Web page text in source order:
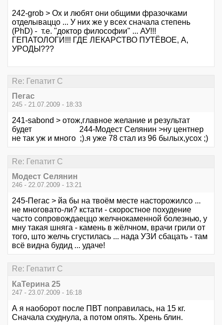
242-grob > Ох и любят они общими фразочками
отделываццо ... У них же у всех сначала степень
(PhD) - т.е. "доктор философии" ... АУ!!!
ГЕПАТОЛОГИ!!! ГДЕ ЛЕКАРСТВО ПУТЁВОЕ, А,
УРОДЫ???
Re: Гепатит С
Пегас
245 - 21.07.2009 - 18:33
241-sabond > отож,главное желание и результат
будет 244-Модест Селянин >ну центнер
не так уж и много ;).я уже 78 стал из 96 былых,усох ;)
Re: Гепатит С
Модест Селянин
246 - 22.07.2009 - 13:21
245-Пегас > йа бы на твоём месте насторожилсо ...
не многовато-ли? кстати - скоростное похудение
часто сопровождаеццо желчнокаменной болезнью, у
мну такая шняга - камень в жёлчном, врачи грили от
того, што желчь сгустилась ... нада УЗИ сбацать - там
всё видна будид ... удаче!
Re: Гепатит С
КаТерина 25
247 - 23.07.2009 - 16:18
А я наоборот после ПВТ поправилась, на 15 кг.
Сначала схуднула, а потом опять. Хрень блин.